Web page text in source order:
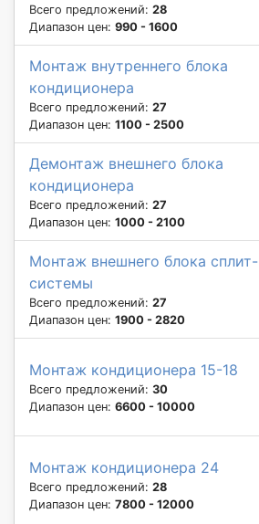
Всего предложений: 28
Диапазон цен: 990 - 1600
Монтаж внутреннего блока
кондиционера
Всего предложений: 27
Диапазон цен: 1100 - 2500
Демонтаж внешнего блока
кондиционера
Всего предложений: 27
Диапазон цен: 1000 - 2100
Монтаж внешнего блока сплит-
системы
Всего предложений: 27
Диапазон цен: 1900 - 2820
Монтаж кондиционера 15-18
Всего предложений: 30
Диапазон цен: 6600 - 10000
Монтаж кондиционера 24
Всего предложений: 28
Диапазон цен: 7800 - 12000